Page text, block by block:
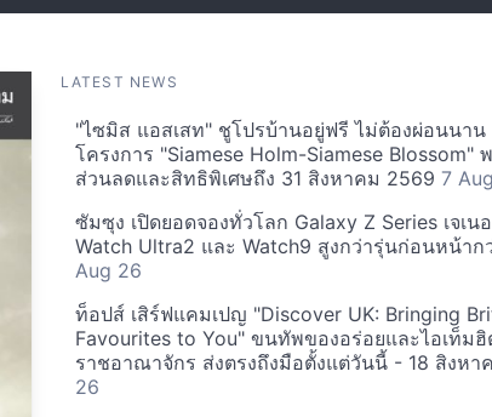
LATEST NEWS
"ไซมิส แอสเสท" ชูโปรบ้านอยู่ฟรี ไม่ต้องผ่อนนาน
โครงการ "Siamese Holm-Siamese Blossom"
ส่วนลดและสิทธิพิเศษถึง 31 สิงหาคม 2569 7
ซัมซุง เปิดยอดจองทั่วโลก Galaxy Z Series เจเน
Watch Ultra2 และ Watch9 สูงกว่ารุ่นก่อนหน้าก
Aug 26
ท็อปส์ เสิร์ฟแคมเปญ "Discover UK: Bringing
Favourites to You" ขนทัพของอร่อยและไอเท็ม
ราชอาณาจักร ส่งตรงถึงมือตั้งแต่วันนี้ - 18 สิงหา
26